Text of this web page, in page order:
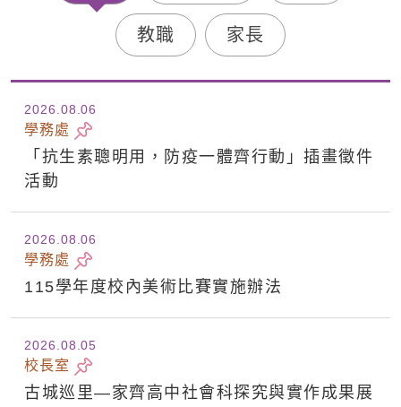
教職 家長
06
2026.08
學務處
「抗生素聰明用，防疫一體齊行動」插畫徵件
活動
06
2026.08
學務處
115學年度校內美術比賽實施辦法
05
2026.08
校長室
古城巡里—家齊高中社會科探究與實作成果展